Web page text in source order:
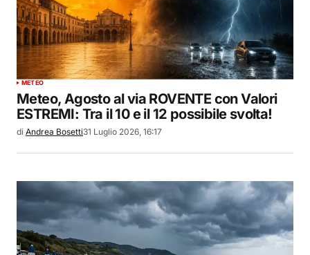
METEO
Meteo, Agosto al via ROVENTE con Valori
ESTREMI: Tra il 10 e il 12 possibile svolta!
di Andrea Bosetti31 Luglio 2026, 16:17